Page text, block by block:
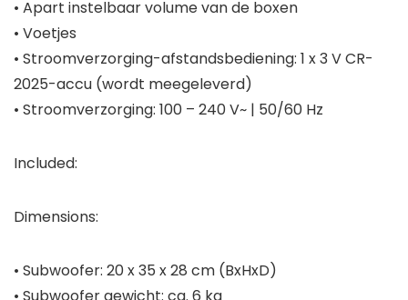
• Apart instelbaar volume van de boxen
• Voetjes
• Stroomverzorging-afstandsbediening: 1 x 3 V CR-
2025-accu (wordt meegeleverd)
• Stroomverzorging: 100 – 240 V~ | 50/60 Hz
Included:
Dimensions:
• Subwoofer: 20 x 35 x 28 cm (BxHxD)